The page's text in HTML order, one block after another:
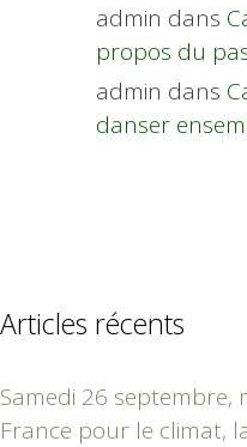
admin dans
propos du
admin dans
danser
Articles récents
Samedi 26
France pour le climat,